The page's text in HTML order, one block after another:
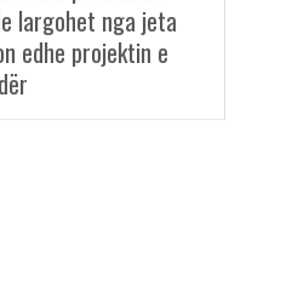
largohet nga jeta
edhe projektin e